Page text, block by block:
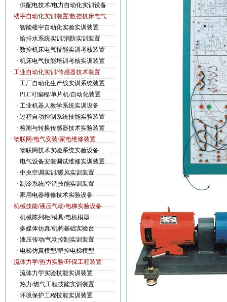
·供配电技术/电力自动化实训设备
· 楼宇自动化实训装置/数控机床电气
·智能楼宇自动化实验实训装置
· 给排水系统实训/消防实训装置
· 数控机床电气技能实训考核装置
· 机床电气技能培训考核实训装置
· 工业自动化实训/传感器技术装置
· 工厂自动化生产线实训系统装置
· PLC可编程/单片机/自动化装置
· 工业机器人教学系统实训设备
· 过程自动控制系统技能实验装置
· 检测与转换传感器技术实验装置
· 物联网/电气安装/家电维修装置
· 物联网技术实验系统实验设备
·电气设备安装调试维修实训装置
·中央空调实训/暖风实训装置
·制冷系统/空调技能实训装置
·家用电器维修技术实验设备
· 机械技能/液压气动/电梯实验设备
·机械陈列柜/模具/电机模型
·多媒体仿真/机构基础实验台
·液压传动/气动控制实训装置
·电梯仿真模型/群控电梯模型
· 流体力学/热力实验/环保工程装置
· 流体力学实验技能实训装置
· 热力/燃气工程技能实训装置
· 环境保护工程技能实训装置